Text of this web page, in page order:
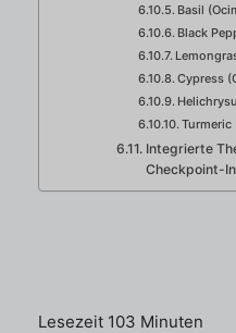
Basil
Black
Cypress
Turmeric
Integrierte
Checkpoint-
Lesezeit 103 Minuten